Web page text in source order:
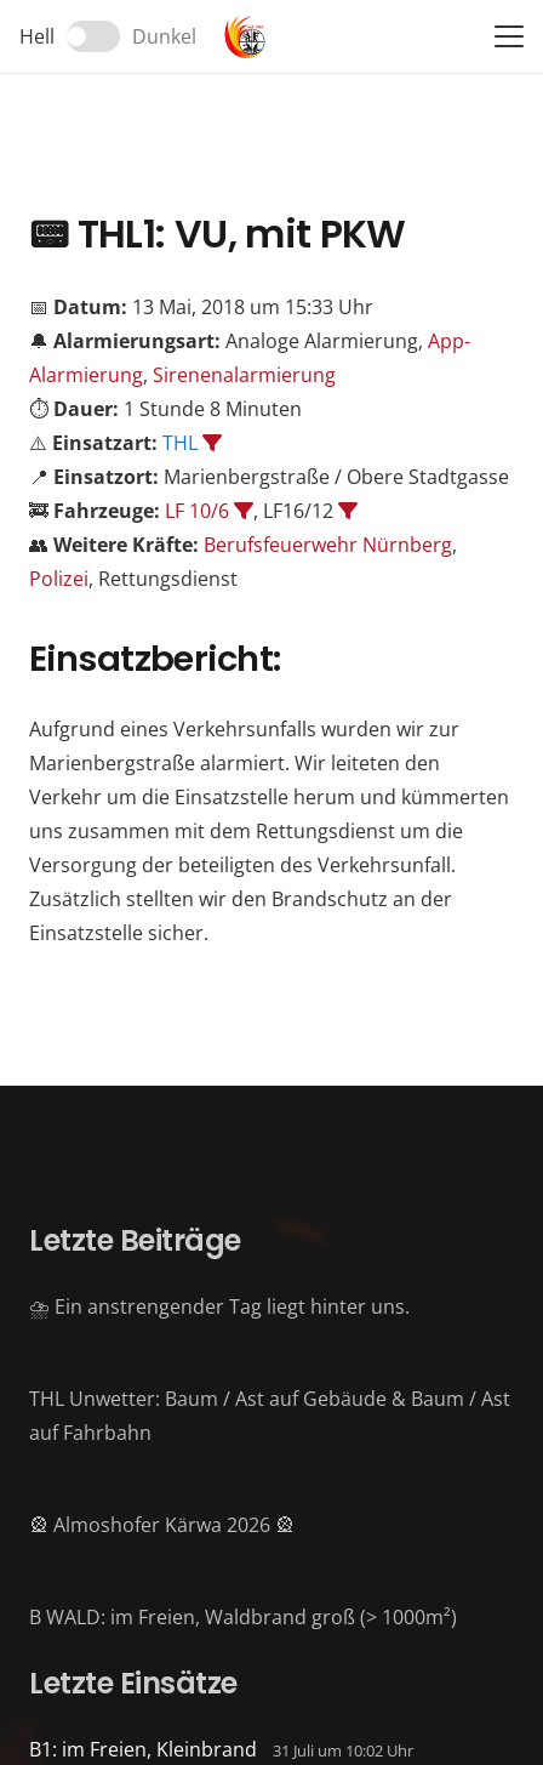
Hell Dunkel
📟THL1: VU, mit PKW
📅 Datum: 13 Mai, 2018 um 15:33 Uhr
🔔 Alarmierungsart: Analoge Alarmierung, App-
Alarmierung, Sirenenalarmierung
⏱️ Dauer: 1 Stunde 8 Minuten
⚠️ Einsatzart: THL
📍 Einsatzort: Marienbergstraße / Obere Stadtgasse
🚒 Fahrzeuge: LF 10/6
, LF16/12
👥 Weitere Kräfte: Berufsfeuerwehr Nürnberg,
Polizei, Rettungsdienst
Einsatzbericht:
Aufgrund eines Verkehrsunfalls wurden wir zur
Marienbergstraße alarmiert. Wir leiteten den
Verkehr um die Einsatzstelle herum und kümmerten
uns zusammen mit dem Rettungsdienst um die
Versorgung der beteiligten des Verkehrsunfall.
Zusätzlich stellten wir den Brandschutz an der
Einsatzstelle sicher.
Letzte Beiträge
⛈️ Ein anstrengender Tag liegt hinter uns.
THL Unwetter: Baum / Ast auf Gebäude & Baum / Ast
auf Fahrbahn
🎡 Almoshofer Kärwa 2026 🎡
B WALD: im Freien, Waldbrand groß (> 1000m²)
Letzte Einsätze
B1: im Freien, Kleinbrand 31 Juli um 10:02 Uhr